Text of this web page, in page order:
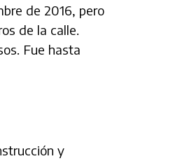
de 2016, pero
de la calle.
Fue hasta
y